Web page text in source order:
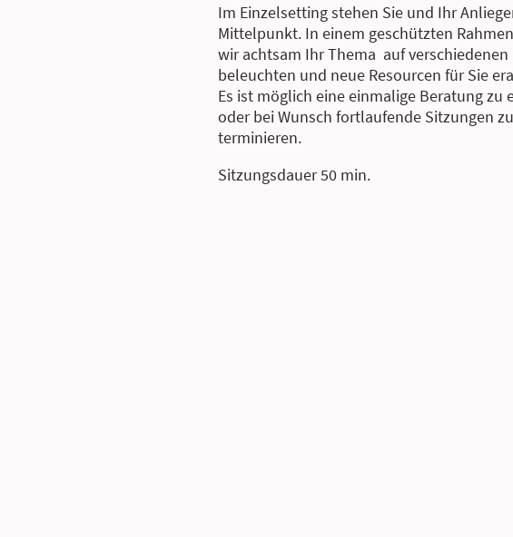
Im Einzelsetting stehen Sie und Ihr
Mittelpunkt. In einem geschützten
wir achtsam Ihr Thema auf verschiedenen
beleuchten und neue Resourcen für Sie
Es ist möglich eine einmalige Beratung zu
oder bei Wunsch fortlaufende Sitzungen zu
terminieren.
Sitzungsdauer 50 min.